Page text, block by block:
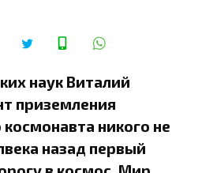
наук Виталий
приземления
никого не
назад первый